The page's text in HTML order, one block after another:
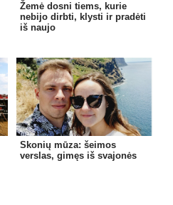
Žemė dosni tiems, kurie
nebijo dirbti, klysti ir pradėti
iš naujo
Skonių mūza: šeimos
verslas, gimęs iš svajonės